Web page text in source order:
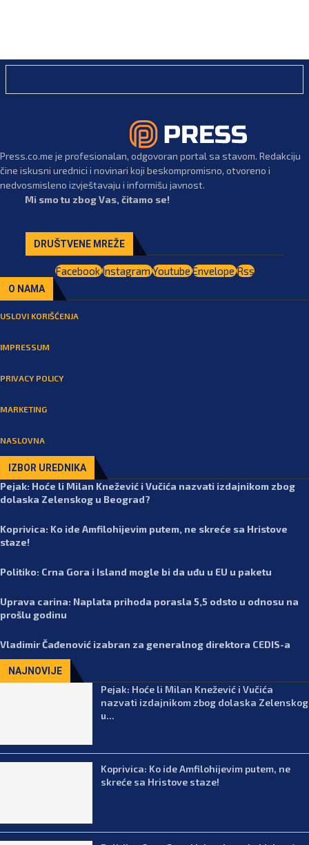
Press.co.me je profesionalan, odgovoran portal sa stavom. Redakciju
čine iskusni urednici i novinari koji beskompromisno, otvoreno i
nedvosmisleno izvještavaju i informišu javnost.
Mi smo tu zbog Vas, čitamo se!
DRUŠTVENE MREŽE
FacebookInstagramYoutubeEnvelopeRss
O NAMA
USLOVI KORIŠĆENJA
IMPRESSUM
PRIVACY POLICY
MARKETING
NASLOVNA
IZBOR UREDNIKA
Pejak: Hoće li Milan Knežević i Vučića nazvati izdajnikom zbog
dolaska Zelenskog u Beograd?
Koprivica: Ko ide Amfilohijevim putem, ne skreće sa Hristove
staze!
Politiko: Crna Gora i Island mogle bi da uđu u EU u paketu
Uprava carina: Naplata prihoda porasla 5,5 odsto u odnosu na
prošlu godinu
Vladimir Čađenović izabran za generalnog direktora CEDIS-a
NAJNOVIJE
Pejak: Hoće li Milan Knežević i Vučića
nazvati izdajnikom zbog dolaska Zelenskog
u...
Koprivica: Ko ide Amfilohijevim putem, ne
skreće sa Hristove staze!